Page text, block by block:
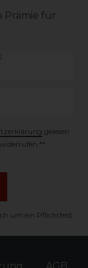
Prämie für
gelesen
um ein Pflichtfeld.